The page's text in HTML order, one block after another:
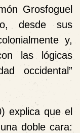
Grosfoguel
desde sus
y,
las lógicas
occidental”
explica que el
doble cara: